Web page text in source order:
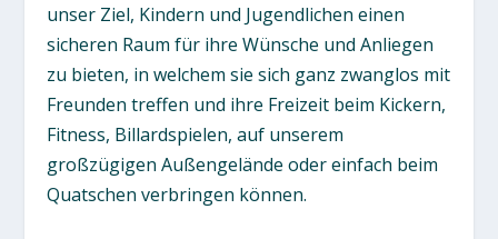
unser Ziel, Kindern und Jugendlichen einen
sicheren Raum für ihre Wünsche und Anliegen
zu bieten, in welchem sie sich ganz zwanglos mit
Freunden treffen und ihre Freizeit beim Kickern,
Fitness, Billardspielen, auf unserem
großzügigen Außengelände oder einfach beim
Quatschen verbringen können.